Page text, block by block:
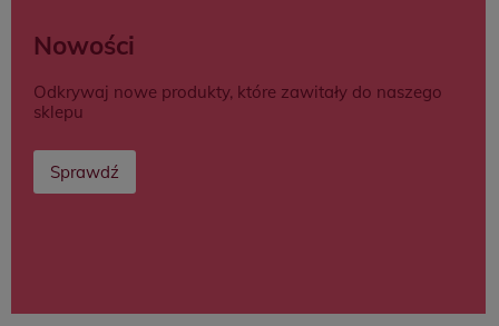
Nowości
Odkrywaj nowe produkty, które zawitały do naszego
sklepu
Sprawdź